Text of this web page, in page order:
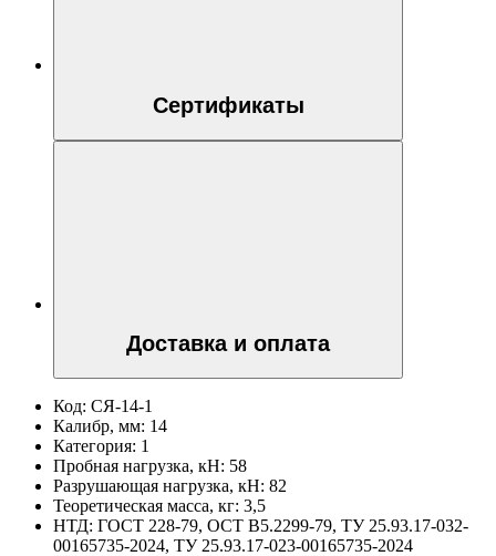
Сертификаты
Доставка и оплата
Код: СЯ-14-1
Калибр, мм: 14
Категория: 1
Пробная нагрузка, кН: 58
Разрушающая нагрузка, кН: 82
Теоретическая масса, кг: 3,5
НТД: ГОСТ 228-79, ОСТ В5.2299-79, ТУ 25.93.17-032-
00165735-2024, ТУ 25.93.17-023-00165735-2024